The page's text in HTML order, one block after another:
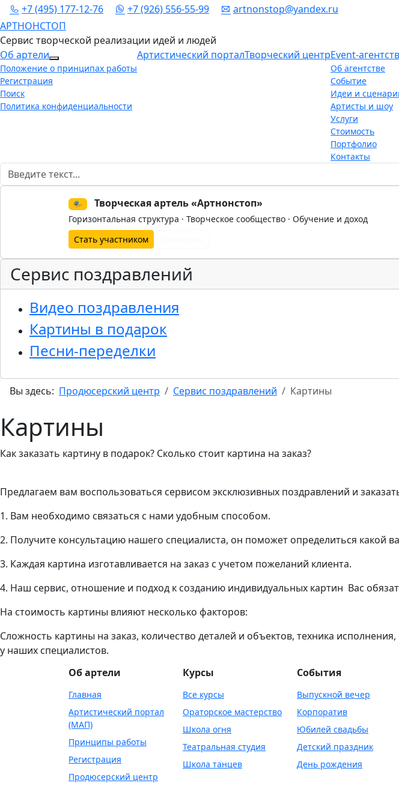
+7 (495) 177-12-76 +7 (926) 556-55-99 artnonstop@yandex.ru
АРТНОНСТОП
Сервис творческой реализации идей и людей
Об артели
More about: Об артели
Положение о принципах работы
Регистрация
Поиск
Политика конфиденциальности
Артистический порталТворческий центрEvent-
Об агентстве
Событие
Идеи и
Артисты и шоу
Услуги
Стоимость
Портфолио
Контакты
Поиск
🎭 Творческая артель «Артнонстоп»
Горизонтальная структура · Творческое сообщество · Обучение и доход
Стать участником
Сервис поздравлений
Видео поздравления
Картины в подарок
Песни-переделки
Вы здесь: Продюсерский центр Сервис поздравлений Картины
Картины
Как заказать картину в подарок? Сколько стоит картина на заказ?
Предлагаем вам воспользоваться сервисом эксклюзивных поздравлений и
1. Вам необходимо связаться с нами удобным способом.
2. Получите консультацию нашего специалиста, он поможет определиться какой
3. Каждая картина изготавливается на заказ с учетом пожеланий клиента.
4. Наш сервис, отношение и подход к созданию индивидуальных картин Вас
На стоимость картины влияют несколько факторов:
Сложность картины на заказ, количество деталей и объектов, техника
у наших специалистов.
Об артели
Главная
Артистический портал
(МАП)
Принципы работы
Регистрация
Продюсерский центр
Курсы
Все курсы
Ораторское мастерство
Школа огня
Театральная студия
Школа танцев
События
Выпускной вечер
Корпоратив
Юбилей свадьбы
Детский праздник
День рождения